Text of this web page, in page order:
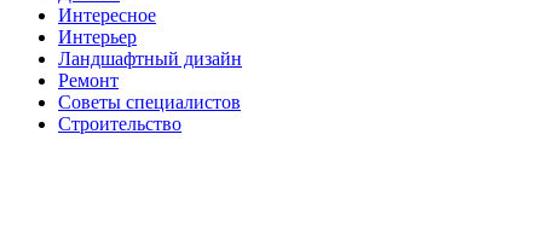
Интересное
Интерьер
Ландшафтный дизайн
Ремонт
Советы специалистов
Строительство